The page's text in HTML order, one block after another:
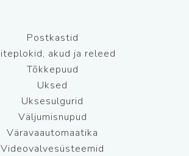
Postkastid
akud ja releed
Tõkkepuud
Uksed
Uksesulgurid
Väljumisnupud
Väravaautomaatika
Videovalvesüsteemid